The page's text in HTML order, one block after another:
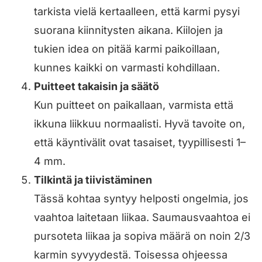
tarkista vielä kertaalleen, että karmi pysyi
suorana kiinnitysten aikana. Kiilojen ja
tukien idea on pitää karmi paikoillaan,
kunnes kaikki on varmasti kohdillaan.
Puitteet takaisin ja säätö
Kun puitteet on paikallaan, varmista että
ikkuna liikkuu normaalisti. Hyvä tavoite on,
että käyntivälit ovat tasaiset, tyypillisesti 1–
4 mm.
Tilkintä ja tiivistäminen
Tässä kohtaa syntyy helposti ongelmia, jos
vaahtoa laitetaan liikaa. Saumausvaahtoa ei
pursoteta liikaa ja sopiva määrä on noin 2/3
karmin syvyydestä. Toisessa ohjeessa